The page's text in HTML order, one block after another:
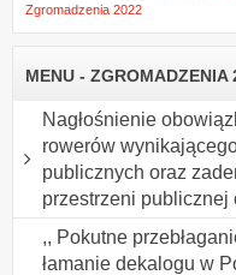
Zgromadzenia 2022
MENU - ZGROMADZENIA
Nagłośnienie
rowerów
publicznych oraz
przestrzeni publicznej
,, Pokutne
łamanie dekalogu w